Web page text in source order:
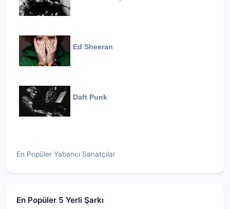
Ed Sheeran
Daft Punk
En Popüler Yabancı Sanatçılar
En Popüler 5 Yerli Şarkı